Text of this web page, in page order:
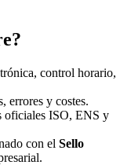
control horario,
errores y costes.
oficiales ISO, ENS y
con el Sello